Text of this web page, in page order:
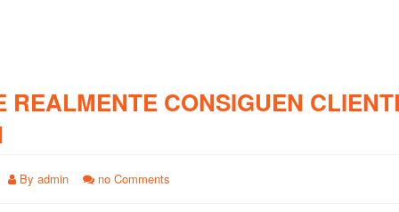
REALMENTE CONSIGUEN
By admin no Comments